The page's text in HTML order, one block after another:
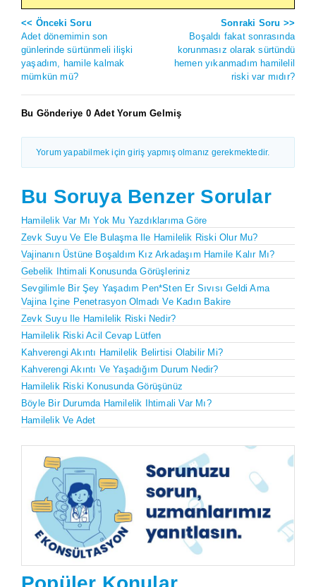
<< Önceki Soru
Adet dönemimin son
günlerinde sürtünmeli ilişki
yaşadım, hamile kalmak
mümkün mü?
Sonraki Soru >>
Boşaldı fakat sonrasında
korunmasız olarak sürtündü
hemen yıkanmadım hamilelil
riski var mıdır?
Bu Gönderiye 0 Adet Yorum Gelmiş
Yorum yapabilmek için giriş yapmış olmanız gerekmektedir.
Bu Soruya Benzer Sorular
Hamilelik Var Mı Yok Mu Yazdıklarıma Göre
Zevk Suyu Ve Ele Bulaşma Ile Hamilelik Riski Olur Mu?
Vajinanın Üstüne Boşaldım Kız Arkadaşım Hamile Kalır Mı?
Gebelik Ihtimali Konusunda Görüşleriniz
Sevgilimle Bir Şey Yaşadım Pen*sten Er Sıvısı Geldi Ama
Vajina Içine Penetrasyon Olmadı Ve Kadın Bakire
Zevk Suyu Ile Hamilelik Riski Nedir?
Hamilelik Riski Acil Cevap Lütfen
Kahverengi Akıntı Hamilelik Belirtisi Olabilir Mi?
Kahverengi Akıntı Ve Yaşadığım Durum Nedir?
Hamilelik Riski Konusunda Görüşünüz
Böyle Bir Durumda Hamilelik Ihtimali Var Mı?
Hamilelik Ve Adet